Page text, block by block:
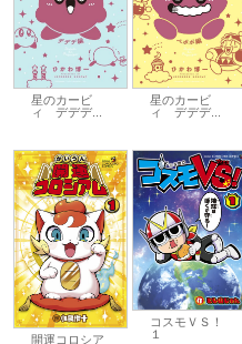
星のカービ
ィ デデデ...
星のカービ
ィ デデデ...
開運コロシア
コスモＶＳ！
１